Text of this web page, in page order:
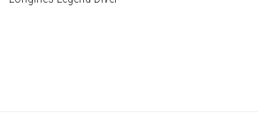
zapewniają niezawodność i odporność
Legend Diver pozostaje wyjątkowym
stylu vintage i wysokiej jakości.